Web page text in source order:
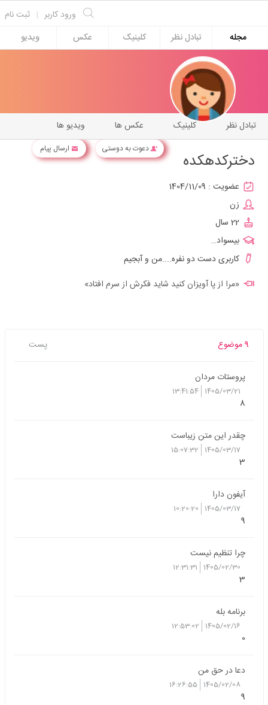
ثبت نام | ورود کاربر
مجله
تبادل نظر کلینیک عکس ویدیو
دعوت به دوستی ارسال پیام
ویدیو ها عکس ها کلینیک تبادل نظر
دخترکدهکده
عضویت : 1404/11/09
زن
22 سال
بیسواد…
کاربری دست دو نفره....من و آبجیم
«مرا از پا آویزان کنید شاید فکرش از سرم افتاد»
9 موضوع پست
پروستات مردان
1405/03/21
13:41:54
8
چقدر این متن زیباست
1405/03/17
15:07:32
3
آیفون دارا
1405/03/17
10:20:20
9
چرا تنظیم نیست
1405/02/30
12:31:31
3
برنامه بله
1405/02/16
12:53:02
0
دعا در حق من
1405/02/08
16:26:55
9